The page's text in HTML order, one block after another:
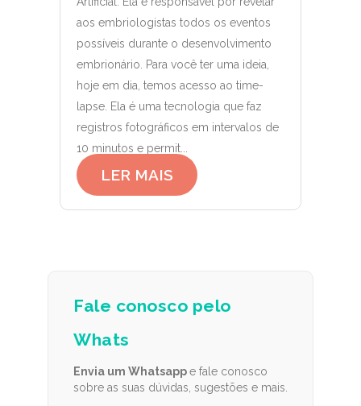
aos embriologistas todos os eventos
possíveis durante o desenvolvimento
embrionário. Para você ter uma ideia,
hoje em dia, temos acesso ao time-
lapse. Ela é uma tecnologia que faz
registros fotográficos em intervalos de
10 minutos e permit...
LER MAIS
Fale conosco pelo
Whats
Envia um Whatsappe fale conosco
sobre as suas dúvidas, sugestões e mais.